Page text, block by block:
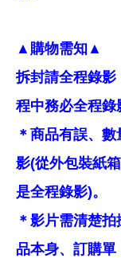
▲購物需知▲
拆封請全程錄
程中務必全程錄
＊商品有誤、
影(從外包裝紙
是全程錄影)。
＊影片需清楚
品本身、訂購單